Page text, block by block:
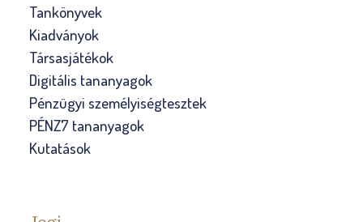
Tankönyvek
Kiadványok
Társasjátékok
Digitális tananyagok
Pénzügyi személyiségtesztek
PÉNZ7 tananyagok
Kutatások